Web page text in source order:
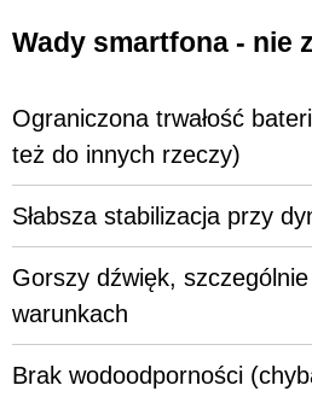
Wady smartfona - nie
Ograniczona trwałość
też do innych rzeczy)
Słabsza stabilizacja przy
Gorszy dźwięk,
warunkach
Brak wodoodporności